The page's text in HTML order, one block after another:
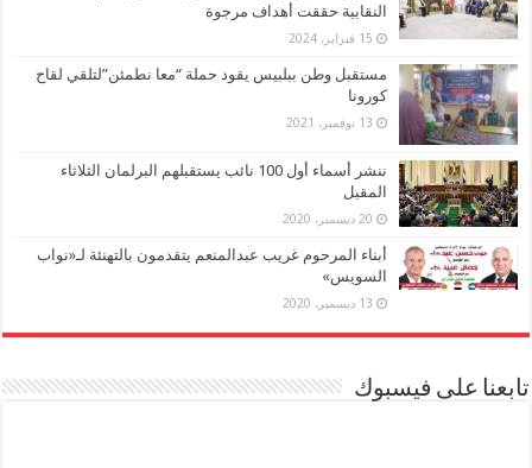
النقابية حققت أهداف مرجوة
15 فبراير، 2024
مستقبل وطن ببلبيس يقود حملة “معا نطمئن”لتلقي لقاح
كورونا
13 نوفمبر، 2021
ننشر أسماء أول 100 نائب يستقبلهم البرلمان الثلاثاء
المقبل
20 ديسمبر، 2020
أبناء المرحوم غريب عبدالمنعم يتقدمون بالتهنئة لـ«نواب
السويس»
13 ديسمبر، 2020
تابعنا على فيسبوك